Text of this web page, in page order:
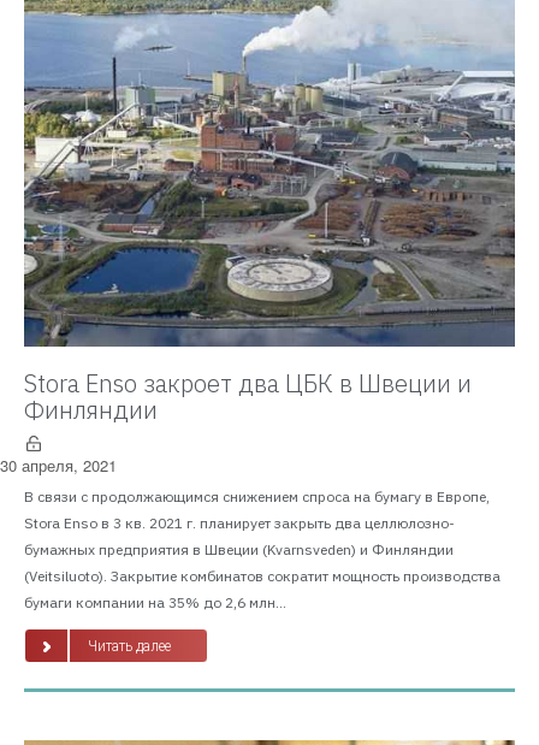
Stora Enso закроет два ЦБК в Швеции и
Финляндии
30 апреля, 2021
В связи с продолжающимся снижением спроса на бумагу в Европе,
Stora Enso в 3 кв. 2021 г. планирует закрыть два целлюлозно-
бумажных предприятия в Швеции (Kvarnsveden) и Финляндии
(Veitsiluoto). Закрытие комбинатов сократит мощность производства
бумаги компании на 35% до 2,6 млн...
Читать далее